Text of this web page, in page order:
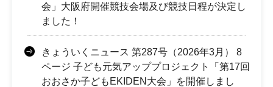
会」大阪府開催競技会場及び競技日程が決定し
ました！
きょういくニュース 第287号（2026年3月） 8
ページ 子ども元気アッププロジェクト「第17回
おおさか子どもEKIDEN大会」を開催しまし